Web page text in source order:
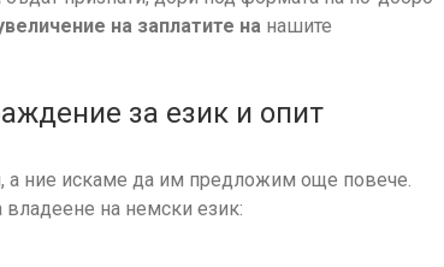
на заплатите на нашите
за език и опит
а ние искаме да им предложим още повече.
на немски език: